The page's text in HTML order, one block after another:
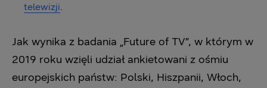
telewizji.
Jak wynika z badania „Future of TV”, w którym w
2019 roku wzięli udział ankietowani z ośmiu
europejskich państw: Polski, Hiszpanii, Włoch,